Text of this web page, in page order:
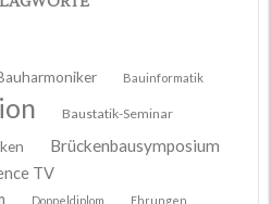
Bauinformatik
Baustatik-Seminar
Brückenbausymposium
TV
Doppeldiplom Ehrungen